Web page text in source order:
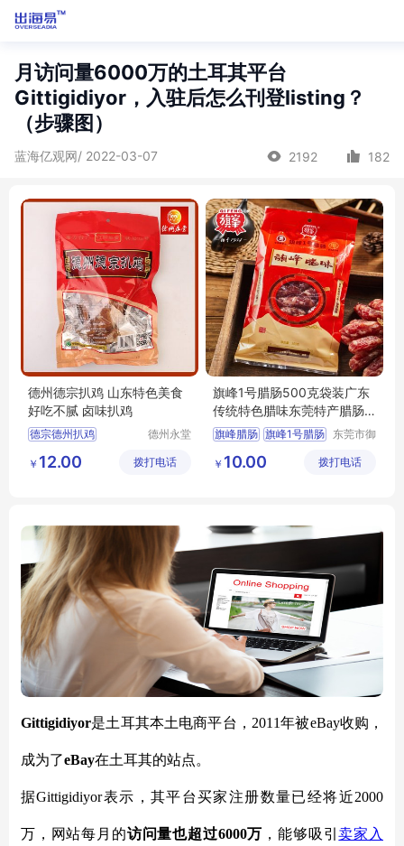
月访问量6000万的土耳其平台
Gittigidiyor，入驻后怎么刊登listing？
（步骤图）
蓝海亿观网/ 2022-03-07 2192 182
德州德宗扒鸡 山东特色美食
好吃不腻 卤味扒鸡
德宗德州扒鸡
德州永堂
公司
￥ 12.00 拨打电话
旗峰1号腊肠500克袋装广东
传统特色腊味东莞特产腊肠
厂价批发团购
旗峰腊肠 旗峰1号腊肠
广东传统腊味
东莞市御
有限公司
￥ 10.00 拨打电话
Gittigidiyor是土耳其本土电商平台，2011年被eBay收购，
成为了eBay在土耳其的站点。
据Gittigidiyor表示，其平台买家注册数量已经将近2000
万，网站每月的访问量也超过6000万 ，能够吸引卖家入